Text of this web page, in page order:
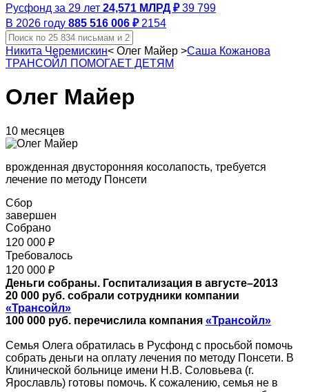
Русфонд за 29 лет 24,571 МЛРД ₽ 39 799
В 2026 году 885 516 006 ₽ 2154
Никита Черемискин< Олег Майер >Саша Кожанова
ТРАНСОЙЛ ПОМОГАЕТ ДЕТЯМ
Олег Майер
10 месяцев
врожденная двусторонняя косолапость, требуется
лечение по методу Понсети
Сбор
завершен
Собрано
120 000 ₽
Требовалось
120 000 ₽
Деньги собраны. Госпитализация в августе–2013
20 000 руб. собрали сотрудники компании
«Трансойл»
100 000 руб. перечислила компания «Трансойл»
Семья Олега обратилась в Русфонд с просьбой помочь
собрать деньги на оплату лечения по методу Понсети. В
Клинической больнице имени Н.В. Соловьева (г.
Ярославль) готовы помочь. К сожалению, семья не в